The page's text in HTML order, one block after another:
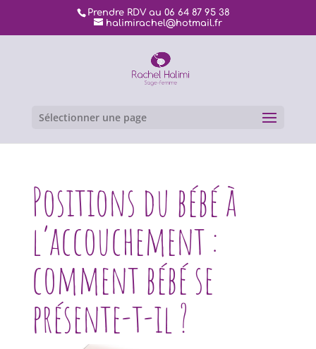
Prendre RDV au 06 64 87 95 38
halimirachel@hotmail.fr
Sélectionner une page
Positions du bébé à
l’accouchement :
comment bébé se
présente-t-il ?